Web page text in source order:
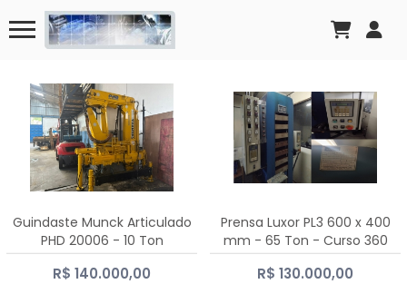
Guindaste Munck Articulado
PHD 20006 - 10 Ton
R$ 140.000,00
Prensa Luxor PL3 600 x 400
mm - 65 Ton - Curso 360
mm
R$ 130.000,00